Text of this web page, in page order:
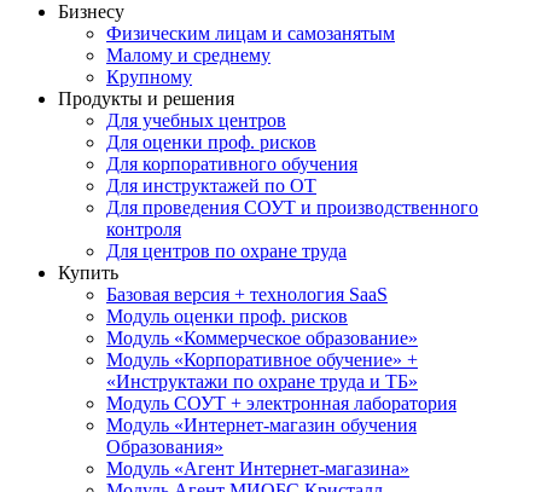
Бизнесу
Физическим лицам и самозанятым
Малому и среднему
Крупному
Продукты и решения
Для учебных центров
Для оценки проф. рисков
Для корпоративного обучения
Для инструктажей по ОТ
Для проведения СОУТ и производственного
контроля
Для центров по охране труда
Купить
Базовая версия + технология SaaS
Модуль оценки проф. рисков
Модуль «Коммерческое образование»
Модуль «Корпоративное обучение» +
«Инструктажи по охране труда и ТБ»
Модуль СОУТ + электронная лаборатория
Модуль «Интернет-магазин обучения
Образования»
Модуль «Агент Интернет-магазина»